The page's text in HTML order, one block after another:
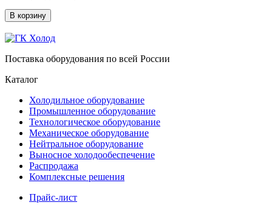
В корзину
Поставка оборудования по всей России
Каталог
Холодильное оборудование
Промышленное оборудование
Технологическое оборудование
Механическое оборудование
Нейтральное оборудование
Выносное холодообеспечение
Распродажа
Комплексные решения
Прайс-лист